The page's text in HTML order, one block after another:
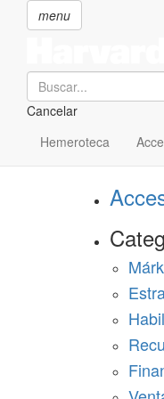
menu
Search
Cancelar
Hemeroteca